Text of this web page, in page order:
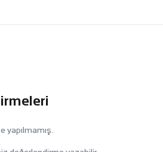
yapılmamış.